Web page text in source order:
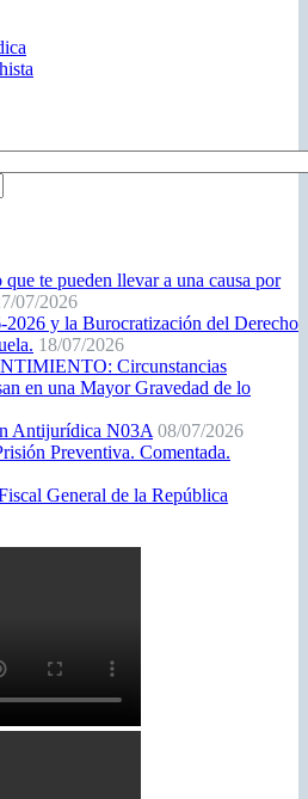
te pueden llevar a una causa por
07/2026
y la Burocratización del Derecho
18/07/2026
Circunstancias
en una Mayor Gravedad de lo
Antijurídica N03A 08/07/2026
Preventiva. Comentada.
General de la República